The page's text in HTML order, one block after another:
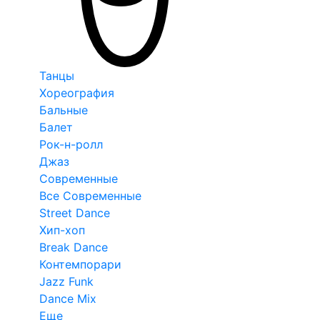
Танцы
Хореография
Бальные
Балет
Рок-н-ролл
Джаз
Современные
Все Современные
Street Dance
Хип-хоп
Break Dance
Контемпорари
Jazz Funk
Dance Mix
Еще